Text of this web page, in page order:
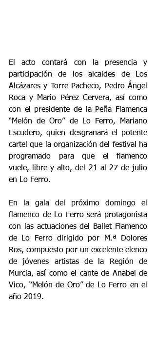
El acto contará con la presencia y
participación de los alcaldes de Los
Alcázares y Torre Pacheco, Pedro Ángel
Roca y Mario Pérez Cervera, así como
con el presidente de la Peña Flamenca
“Melón de Oro” de Lo Ferro, Mariano
Escudero, quien desgranará el potente
cartel que la organización del festival ha
programado para que el flamenco
vuele, libre y alto, del 21 al 27 de julio
en Lo Ferro.
En la gala del próximo domingo el
flamenco de Lo Ferro será protagonista
con las actuaciones del Ballet Flamenco
de Lo Ferro dirigido por M.ª Dolores
Ros, compuesto por un excelente elenco
de jóvenes artistas de la Región de
Murcia, así como el cante de Anabel de
Vico, “Melón de Oro” de Lo Ferro en el
año 2019.